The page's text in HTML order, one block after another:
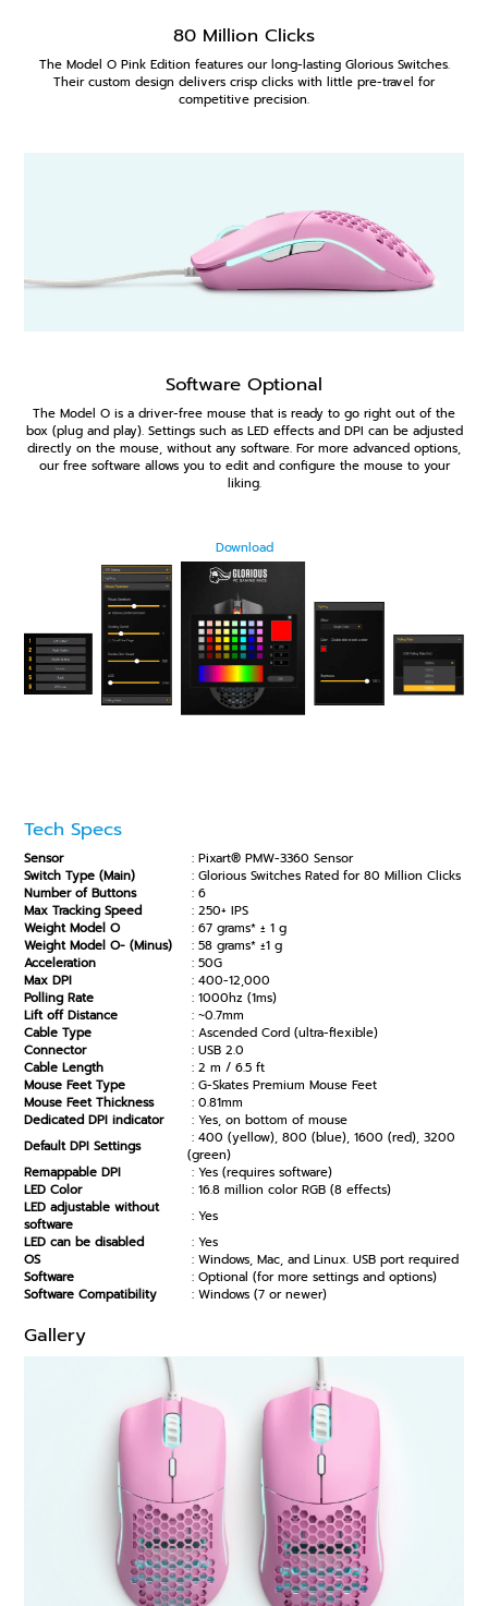
80 Million Clicks
The Model O Pink Edition features our long-lasting Glorious Switches.
Their custom design delivers crisp clicks with little pre-travel for
competitive precision.
Software Optional
The Model O is a driver-free mouse that is ready to go right out of the
box (plug and play). Settings such as LED effects and DPI can be adjusted
directly on the mouse, without any software. For more advanced options,
our free software allows you to edit and configure the mouse to your
liking.
Download
Tech Specs
Sensor
: Pixart® PMW-3360 Sensor
Switch Type (Main)
: Glorious Switches Rated for 80 Million Clicks
Number of Buttons
: 6
Max Tracking Speed
: 250+ IPS
Weight Model O
: 67 grams* ± 1 g
Weight Model O- (Minus)
: 58 grams* ±1 g
Acceleration
: 50G
Max DPI
: 400-12,000
Polling Rate
: 1000hz (1ms)
Lift off Distance
: ~0.7mm
Cable Type
: Ascended Cord (ultra-flexible)
Connector
: USB 2.0
Cable Length
: 2 m / 6.5 ft
Mouse Feet Type
: G-Skates Premium Mouse Feet
Mouse Feet Thickness
: 0.81mm
Dedicated DPI indicator
: Yes, on bottom of mouse
Default DPI Settings
: 400 (yellow), 800 (blue), 1600 (red), 3200
(green)
Remappable DPI
: Yes (requires software)
LED Color
: 16.8 million color RGB (8 effects)
LED adjustable without
software
: Yes
LED can be disabled
: Yes
OS
: Windows, Mac, and Linux. USB port required
Software
: Optional (for more settings and options)
Software Compatibility
: Windows (7 or newer)
Gallery